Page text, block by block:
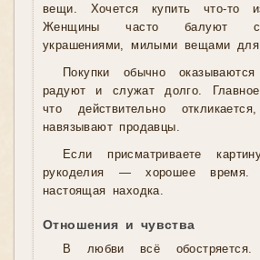
вещи. Хочется купить что-то
Женщины часто балуют
украшениями, милыми вещами
Покупки обычно
радуют и служат долго.
что действительно
навязывают продавцы.
Если присматриваете
рукоделия — хорошее время.
настоящая находка.
Отношения и чувства
В любви всё обостряется.